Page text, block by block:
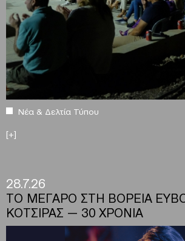
Νέα & Δελτία Τύπου
[+]
28.7.26
ΤΟ ΜΕΓΑΡΟ ΣΤΗ ΒΟΡΕΙΑ
ΚΟΤΣΙΡΑΣ — 30 ΧΡΟΝΙΑ